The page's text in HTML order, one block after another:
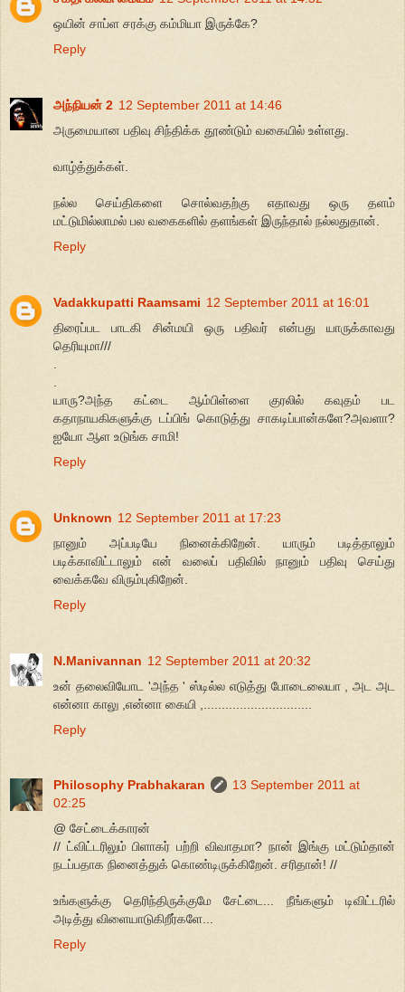
ஒயின் சாப்ள சரக்கு கம்மியா இருக்கே?
Reply
அந்நியன் 2 12 September 2011 at 14:46
அருமையான பதிவு சிந்திக்க தூண்டும் வகையில் உள்ளது.
வாழ்த்துக்கள்.
நல்ல செய்திகளை சொல்வதற்கு எதாவது ஒரு தளம்
மட்டுமில்லாமல் பல வகைகளில் தளங்கள் இருந்தால் நல்லதுதான்.
Reply
Vadakkupatti Raamsami 12 September 2011 at 16:01
திரைப்பட பாடகி சின்மயி ஒரு பதிவர் என்பது யாருக்காவது
தெரியுமா///
யாரு?அந்த கட்டை ஆம்பிள்ளை குரலில் கவுதம் பட
கதாநாயகிகளுக்கு டப்பிங் கொடுத்து சாகடிப்பான்களே?அவளா?
ஐயோ ஆள உடுங்க சாமி!
Reply
Unknown 12 September 2011 at 17:23
நானும் அப்படியே நினைக்கிறேன். யாரும் படித்தாலும்
படிக்காவிட்டாலும் என் வலைப் பதிவில் நானும் பதிவு செய்து
வைக்கவே விரும்புகிறேன்.
Reply
N.Manivannan 12 September 2011 at 20:32
உன் தலைவியோட 'அந்த ' ஸ்டில்ல எடுத்து போடைலையா , அட அட
என்னா காலு ,என்னா கையி ,..............................
Reply
Philosophy Prabhakaran
13 September 2011 at
02:25
@ சேட்டைக்காரன்
// ட்விட்டரிலும் பிளாகர் பற்றி விவாதமா? நான் இங்கு மட்டும்தான்
நடப்பதாக நினைத்துக் கொண்டிருக்கிறேன். சரிதான்! //
உங்களுக்கு தெரிந்திருக்குமே சேட்டை... நீங்களும் டிவிட்டரில்
அடித்து விளையாடுகிறீர்களே...
Reply